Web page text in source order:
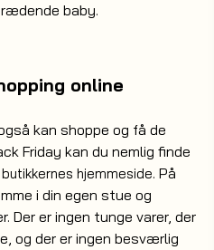
baby.
online
kan shoppe og få de
Friday kan du nemlig finde
butikkernes hjemmeside. På
i din egen stue og
Der er ingen tunge varer, der
og der er ingen besværlig